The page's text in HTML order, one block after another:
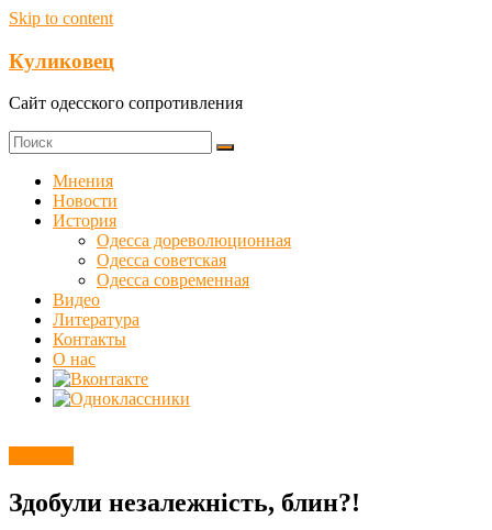
Skip to content
Куликовец
Сайт одесского сопротивления
Мнения
Новости
История
Одесса дореволюционная
Одесса советская
Одесса современная
Видео
Литература
Контакты
О нас
Здобули незалежнiсть, блин?!